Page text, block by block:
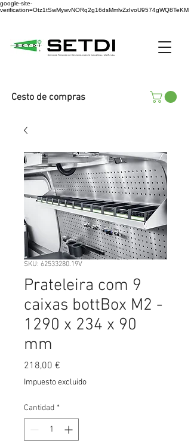
google-site-
verification=Otz1tSwMywvNORq2g16dsMmlvZzIvoU9574gWQ8TeKM
Cesto de compras
SKU: 62533280.19V
Prateleira com 9
caixas bottBox M2 -
1290 x 234 x 90
mm
218,00 €
Impuesto excluido
Cantidad *